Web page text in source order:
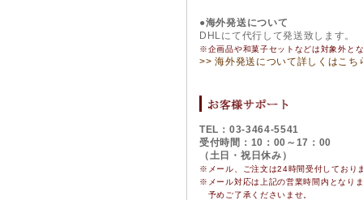
●海外発送について
DHLにて代行して発送致します。
※企画品や和菓子セットなどは対象外と
>> 海外発送について詳しくはこち
TEL：03-3464-5541
受付時間：10：00～17：00
（土日・祝日休み）
※メール、ご注文は24時間受付しており
※ メール対応は上記の営業時間内となり
予めご了承くださいませ。